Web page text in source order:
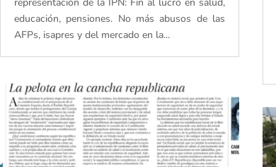
educación, pensiones. No más abusos de las
AFPs, isapres y del mercado en la...